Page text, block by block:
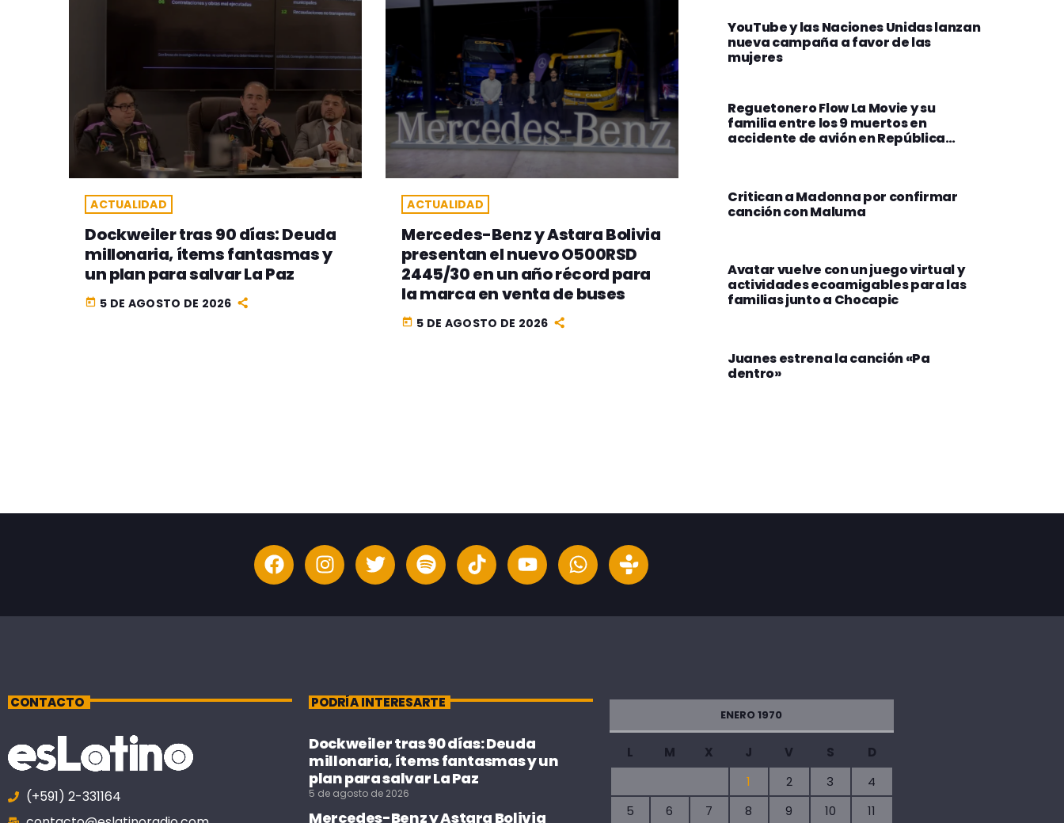
ACTUALIDAD
Dockweiler tras 90 días: Deuda
millonaria, ítems fantasmas y
un plan para salvar La Paz
today 5 DE AGOSTO DE 2026
ACTUALIDAD
Mercedes-Benz y Astara Bolivia
presentan el nuevo O500RSD
2445/30 en un año récord para
la marca en venta de buses
today 5 DE AGOSTO DE 2026
YouTube y las Naciones Unidas lanzan
nueva campaña a favor de las
mujeres
Reguetonero Flow La Movie y su
familia entre los 9 muertos en
accidente de avión en República
Critican a Madonna por confirmar
canción con Maluma
Avatar vuelve con un juego virtual y
actividades ecoamigables para las
familias junto a Chocapic
Juanes estrena la canción «Pa
dentro»
CONTACTO
(+591) 2-331164
PODRÍA INTERESARTE
Dockweiler tras 90 días: Deuda
millonaria, ítems fantasmas y un
plan para salvar La Paz
5 de agosto de 2026
Mercedes-Benz y Astara Bolivia
ENERO 1970
L M X J V S
D
1
2 3
4
5
6 7 8 9 10
11